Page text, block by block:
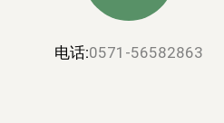
电话:0571-56582863